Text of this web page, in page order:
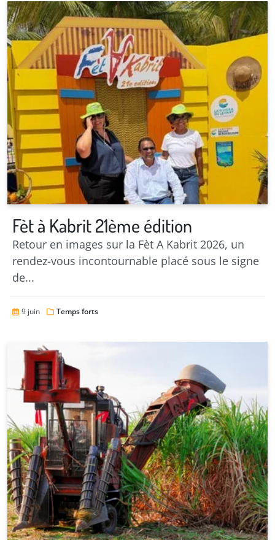
Actualités
Fèt à Kabrit 21ème édition
Retour en images sur la Fèt A Kabrit 2026, un
rendez-vous incontournable placé sous le signe
de...
9 juin Temps forts